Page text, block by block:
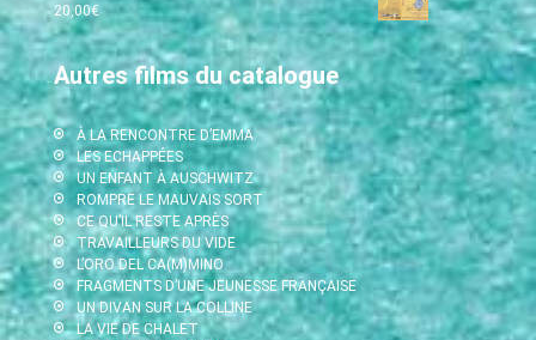
20,00€
Autres films du catalogue
À LA RENCONTRE D’EMMA
LES ECHAPPÉES
UN ENFANT À AUSCHWITZ
ROMPRE LE MAUVAIS SORT
CE QU’IL RESTE APRÈS
TRAVAILLEURS DU VIDE
L’ORO DEL CA(M)MINO
FRAGMENTS D’UNE JEUNESSE FRANÇAISE
UN DIVAN SUR LA COLLINE
LA VIE DE CHALET